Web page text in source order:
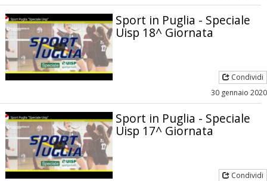
Sport in Puglia - Speciale
Uisp 18^ Giornata
Condividi
30 gennaio 2020
Sport in Puglia - Speciale
Uisp 17^ Giornata
Condividi